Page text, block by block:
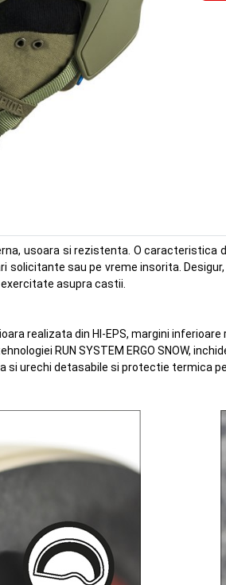
usoara si rezistenta. O
sau pe vreme insorita.
asupra castii.
realizata din HI-EPS, margini
RUN SYSTEM ERGO SNOW,
si urechi detasabile si protectie termica